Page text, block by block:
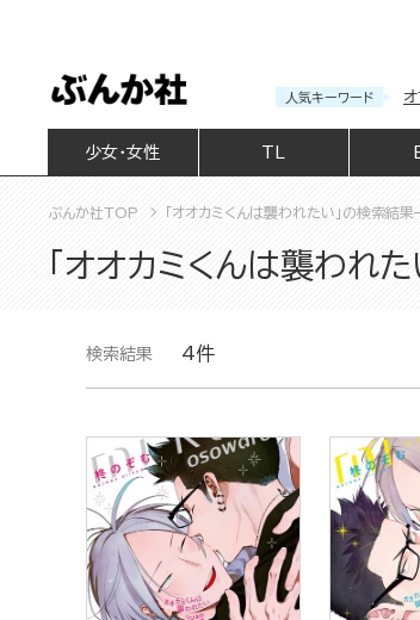
人気キーワード
少女・女性
ぶんか社TOP 「オオカミくんは襲われたい」の検索結果
「オオカミくんは襲われ
検索結果 4件